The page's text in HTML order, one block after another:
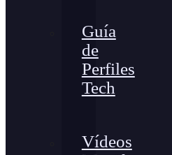
Guía
de
Perfiles
Tech
Vídeos